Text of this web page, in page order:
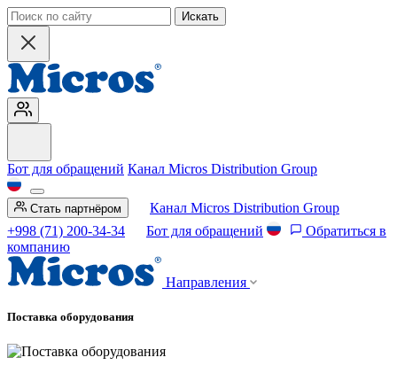
Искать
Бот для обращений Канал Micros Distribution Group
Стать партнёром
Канал Micros Distribution Group
+998 (71) 200-34-34
Бот для обращений
Обратиться в
компанию
Направления
Поставка оборудования